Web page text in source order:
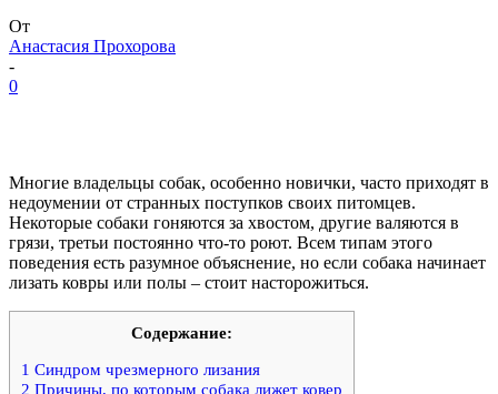
От
Анастасия Прохорова
-
0
Многие владельцы собак, особенно новички, часто приходят в
недоумении от странных поступков своих питомцев.
Некоторые собаки гоняются за хвостом, другие валяются в
грязи, третьи постоянно что-то роют. Всем типам этого
поведения есть разумное объяснение, но если собака начинает
лизать ковры или полы – стоит насторожиться.
Содержание:
1 Синдром чрезмерного лизания
2 Причины, по которым собака лижет ковер